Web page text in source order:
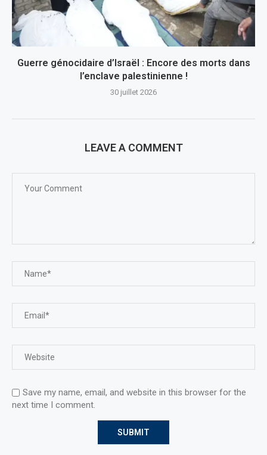
Guerre génocidaire d’Israël : Encore des morts dans
l’enclave palestinienne !
30 juillet 2026
LEAVE A COMMENT
Save my name, email, and website in this browser for the
next time I comment.